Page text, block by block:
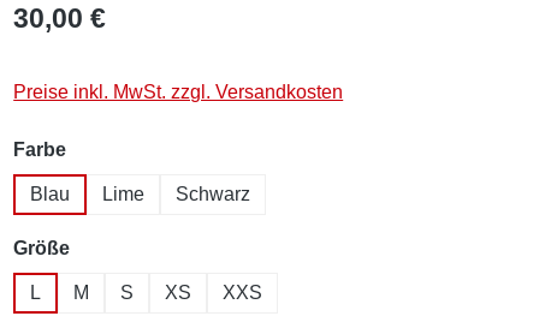
30,00 €
Preise inkl. MwSt. zzgl. Versandkosten
Farbeauswählen
Blau Lime Schwarz
Größeauswählen
L M S XS XXS